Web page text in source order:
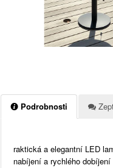
Podrobnosti
raktická a elegantní LED
nabíjení a rychlého